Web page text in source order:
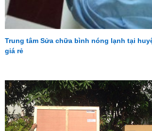
Trung tâm Sửa chữa bình nóng lạnh tại
giá rẻ